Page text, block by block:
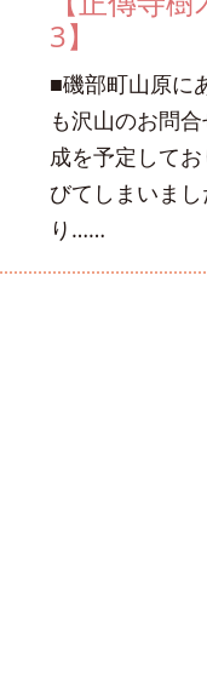
3】
■磯部町山原に
も沢山のお問
成を予定して
びてしまいま
り……